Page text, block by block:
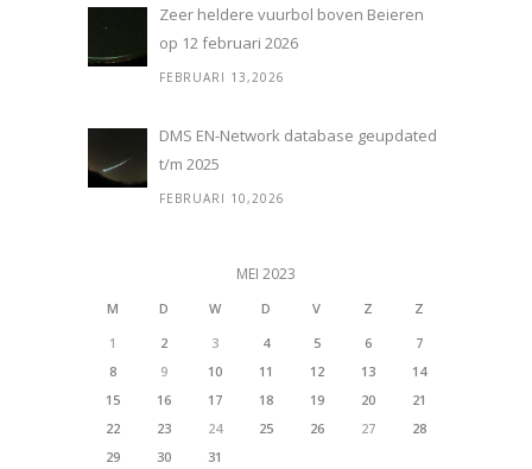
Zeer heldere vuurbol boven Beieren
op 12 februari 2026
FEBRUARI 13,2026
DMS EN-Network database geupdated
t/m 2025
FEBRUARI 10,2026
MEI 2023
M D W D V Z
Z
1
2 3 4 5 6
7
8
9 10 11 12 13
14
15
16 17 18 19 20
21
22
23 24 25 26 27
28
29
30 31